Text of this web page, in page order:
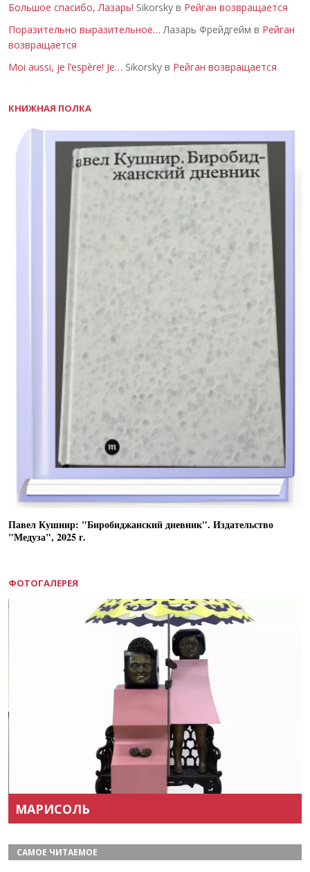
Большое спасибо, Лазарь! Sikorsky в Рейган возвращается
Поразительно выразительное… Лазарь Фрейдгейм в Рейган
возвращается
Moi aussi, je l’espère! Je… Sikorsky в Рейган возвращается
КНИЖНАЯ ПОЛКА
Павел Кушнир: "Биробиджанский дневник". Издательство
"Медуза", 2025 г.
ФОТОГАЛЕРЕЯ
МАРИСОЛЬ
САМОЕ ЧИТАЕМОЕ